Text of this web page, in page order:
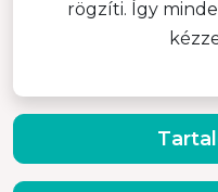
rögzíti. Így